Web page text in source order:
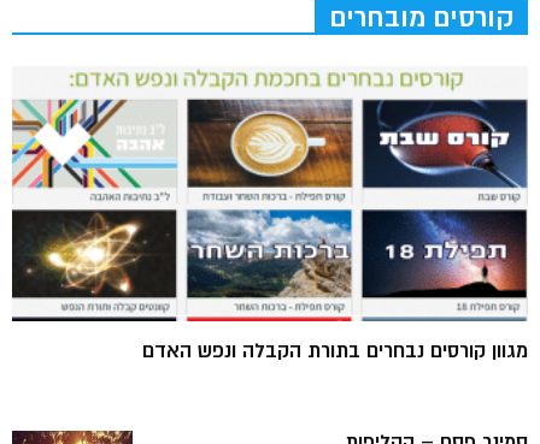
קורסים מובחרים
מגוון קורסים נבחרים בתורת הקבלה ונפש האדם